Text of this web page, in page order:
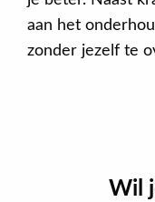
aan het
zonder jezelf te
Wil